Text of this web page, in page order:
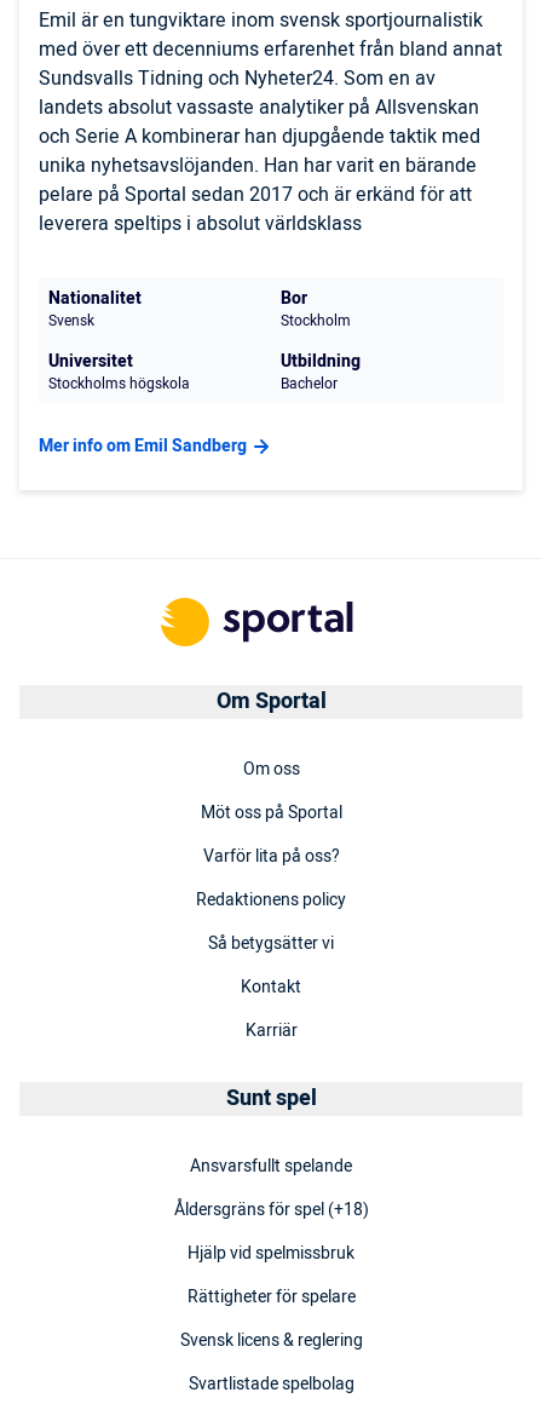
Emil är en tungviktare inom svensk sportjournalistik
med över ett decenniums erfarenhet från bland annat
Sundsvalls Tidning och Nyheter24. Som en av
landets absolut vassaste analytiker på Allsvenskan
och Serie A kombinerar han djupgående taktik med
unika nyhetsavslöjanden. Han har varit en bärande
pelare på Sportal sedan 2017 och är erkänd för att
leverera speltips i absolut världsklass
Nationalitet
Svensk
Bor
Stockholm
Universitet
Stockholms högskola
Utbildning
Bachelor
Mer info om Emil Sandberg
Om Sportal
Om oss
Möt oss på Sportal
Varför lita på oss?
Redaktionens policy
Så betygsätter vi
Kontakt
Karriär
Sunt spel
Ansvarsfullt spelande
Åldersgräns för spel (+18)
Hjälp vid spelmissbruk
Rättigheter för spelare
Svensk licens & reglering
Svartlistade spelbolag